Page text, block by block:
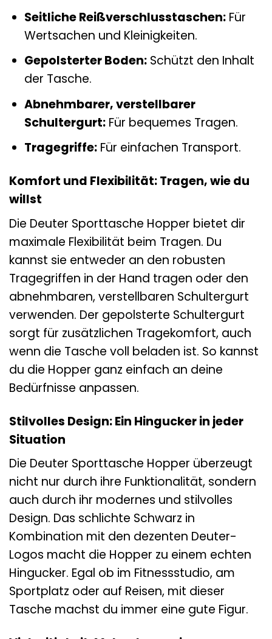
Seitliche Reißverschlusstaschen:Für
Wertsachen und Kleinigkeiten.
Gepolsterter Boden:Schützt den Inhalt
der Tasche.
Abnehmbarer, verstellbarer
Schultergurt:Für bequemes Tragen.
Tragegriffe:Für einfachen Transport.
Komfort und Flexibilität: Tragen, wie du
willst
Die Deuter Sporttasche Hopper bietet dir
maximale Flexibilität beim Tragen. Du
kannst sie entweder an den robusten
Tragegriffen in der Hand tragen oder den
abnehmbaren, verstellbaren Schultergurt
verwenden. Der gepolsterte Schultergurt
sorgt für zusätzlichen Tragekomfort, auch
wenn die Tasche voll beladen ist. So kannst
du die Hopper ganz einfach an deine
Bedürfnisse anpassen.
Stilvolles Design: Ein Hingucker in jeder
Situation
Die Deuter Sporttasche Hopper überzeugt
nicht nur durch ihre Funktionalität, sondern
auch durch ihr modernes und stilvolles
Design. Das schlichte Schwarz in
Kombination mit den dezenten Deuter-
Logos macht die Hopper zu einem echten
Hingucker. Egal ob im Fitnessstudio, am
Sportplatz oder auf Reisen, mit dieser
Tasche machst du immer eine gute Figur.